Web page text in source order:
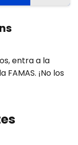
entra a la
¡No los